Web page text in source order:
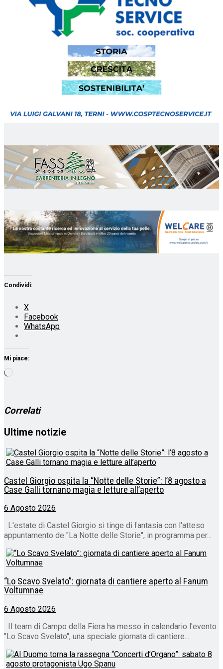
Condividi:
X
Facebook
WhatsApp
Mi piace:
Correlati
Ultime notizie
Castel Giorgio ospita la “Notte delle Storie”: l’8 agosto a
Case Galli tornano magia e letture all’aperto
6 Agosto 2026
L'estate di Castel Giorgio si tinge di fantasia con l'atteso
appuntamento de "La Notte delle Storie", in programma per...
“Lo Scavo Svelato”: giornata di cantiere aperto al Fanum
Voltumnae
6 Agosto 2026
Il team di Campo della Fiera ha messo in calendario l'evento
"Lo Scavo Svelato", una speciale giornata di cantiere...